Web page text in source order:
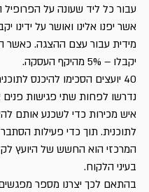
עבור כל ליד שעונה על
מידית עבור עצם ההצגה. כאשר
יקבלו – 5% מהיקף העסקה.
40 יועצים הסכימו להיכנס
נדרשו לפחות שתי פגישות
איש מכירות כדי לשכנע אותם
לתוכנית. תוך כדי פעילות
המרכזי הוא החשש של היועץ
בעיני הלקוח.
בהתאם לכך יצרנו מספר